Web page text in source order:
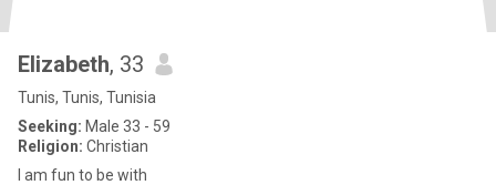
Elizabeth, 33
Tunis, Tunis, Tunisia
Seeking: Male 33 - 59
Religion: Christian
I am fun to be with